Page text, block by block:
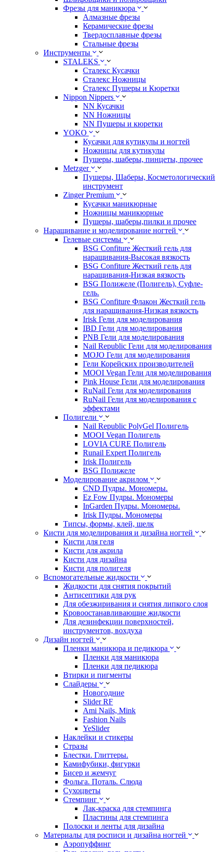
Фрезы для маникюра
Алмазные фрезы
Керамические фрезы
Твердосплавные фрезы
Стальные фрезы
Инструменты
STALEKS
Сталекс Кусачки
Сталекс Ножницы
Сталекс Пушеры и Кюретки
Nippon Nippers
NN Кусачки
NN Ножницы
NN Пушеры и кюретки
YOKO
Кусачки для кутикулы и ногтей
Ножницы для кутикулы
Пушеры, шаберы, пинцеты, прочее
Metzger
Пушеры, Шаберы, Косметологический
инструмент
Zinger Premium
Кусачки маникюрные
Ножницы маникюрные
Пушеры, шаберы,пилки и прочее
Наращивание и моделирование ногтей
Гелевые системы
BSG Confiture Жесткий гель для
наращивания-Высокая вязкость
BSG Confiture Жесткий гель для
наращивания-Низкая вязкость
BSG Полижеле (Полигель), Суфле-
гель.
BSG Confiture Флакон Жесткий гель
для наращивания-Низкая вязкость
Irisk Гели для моделирования
IBD Гели для моделирования
PNB Гели для моделирования
Nail Republic Гели для моделирования
MOJO Гели для моделирования
Гели Корейских производителей
MOOI Vegan Гели для моделирования
Pink House Гели для моделирования
RuNail Гели для моделирования
RuNail Гели для моделирования с
эффектами
Полигели
Nail Republic PolyGel Полигель
MOOI Vegan Полигель
LOVIA CURE Полигель
Runail Expert Полигель
Irisk Полигель
BSG Полижеле
Моделирование акрилом
CND Пудры. Мономеры.
Ez Fow Пудры. Мономеры
InGarden Пудры. Мономеры.
Irisk Пудры. Мономеры
Типсы, формы, клей, шелк
Кисти для моделирования и дизайна ногтей
Кисти для геля
Кисти для акрила
Кисти для дизайна
Кисти для полигеля
Вспомогательные жидкости
Жидкости для снятия покрытий
Антисептики для рук
Для обезжиривания и снятия липкого слоя
Кровоостанавливающие жидкости
Для дезинфекции поверхностей,
инструментов, вохдуха
Дизайн ногтей
Пленки маникюра и педикюра
Пленки для маникюра
Пленки для педикюра
Втирки и пигменты
Слайдеры
Новогодние
Slider RF
Ami Nails, Mink
Fashion Nails
YeSlider
Наклейки и стикеры
Стразы
Блестки. Глиттеры.
Камифубики, фигурки
Бисер и жемчуг
Фольга. Поталь. Слюда
Сухоцветы
Стемпинг
Лак-краска для стемпинга
Пластины для стемпинга
Полоски и ленты для дизайна
Материалы для росписи и дизайна ногтей
Аэропуффинг